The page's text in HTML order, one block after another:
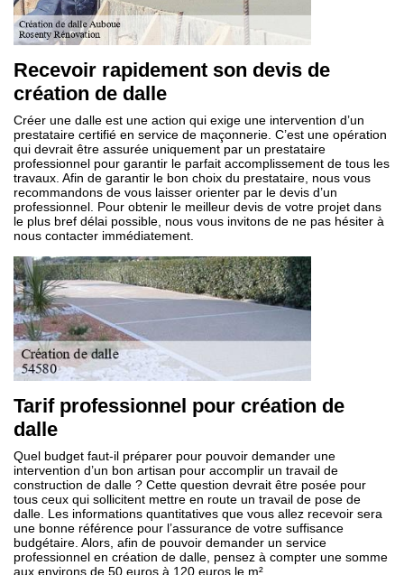
Recevoir rapidement son devis de
création de dalle
Créer une dalle est une action qui exige une intervention d’un
prestataire certifié en service de maçonnerie. C’est une opération
qui devrait être assurée uniquement par un prestataire
professionnel pour garantir le parfait accomplissement de tous les
travaux. Afin de garantir le bon choix du prestataire, nous vous
recommandons de vous laisser orienter par le devis d’un
professionnel. Pour obtenir le meilleur devis de votre projet dans
le plus bref délai possible, nous vous invitons de ne pas hésiter à
nous contacter immédiatement.
Tarif professionnel pour création de
dalle
Quel budget faut-il préparer pour pouvoir demander une
intervention d’un bon artisan pour accomplir un travail de
construction de dalle ? Cette question devrait être posée pour
tous ceux qui sollicitent mettre en route un travail de pose de
dalle. Les informations quantitatives que vous allez recevoir sera
une bonne référence pour l’assurance de votre suffisance
budgétaire. Alors, afin de pouvoir demander un service
professionnel en création de dalle, pensez à compter une somme
aux environs de 50 euros à 120 euros le m².